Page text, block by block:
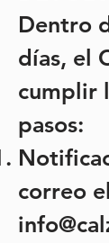
Dentro
días, el
cumplir
pasos:
correo